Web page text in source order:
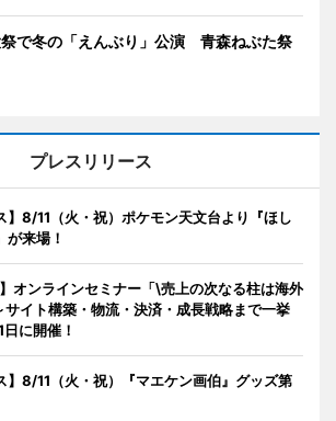
で冬の「えんぶり」公演 青森ねぶた祭
プレスリリース
】8/11（火・祝）ポケモン天文台より『ほし
が来場！
】オンラインセミナー「\売上の次なる柱は海外
サイト構築・物流・決済・成長戦略まで一挙
に開催！
】8/11（火・祝）『マエケン画伯』グッズ第